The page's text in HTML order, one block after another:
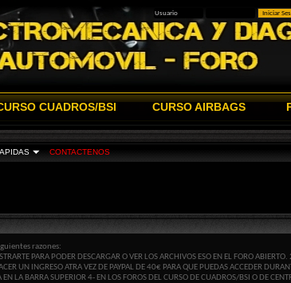
CONTACTENOS
CUADROS/BSI CURSO AIRBAGS
razones:
PARA PODER DESCARGAR O VER LOS ARCHIVOS ESO EN EL FORO ABIERTO.
UN INGRESO ATRA VEZ DE PAYPAL DE 40€ PARA QUE PUEDAS ACCEDER
EN LA BARRA SUPERIOR 4- EN LOS FOROS DEL CURSO DE CUADROS/BSI O DE